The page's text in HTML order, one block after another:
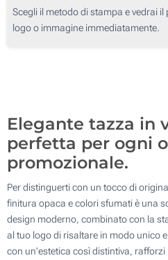
300
600
Scegli il metodo di stampa e vedrai
logo o immagine immediatamente.
Elegante tazza in
perfetta per ogni
promozionale.
Per distinguerti con un tocco di
finitura opaca e colori sfumati è una
design moderno, combinato con la
al tuo logo di risaltare in modo unico
con un'estetica così distintiva,